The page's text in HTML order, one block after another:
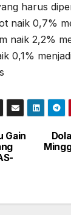
harus
naik 0,7%
naik 2,2%
0,1%
Gain